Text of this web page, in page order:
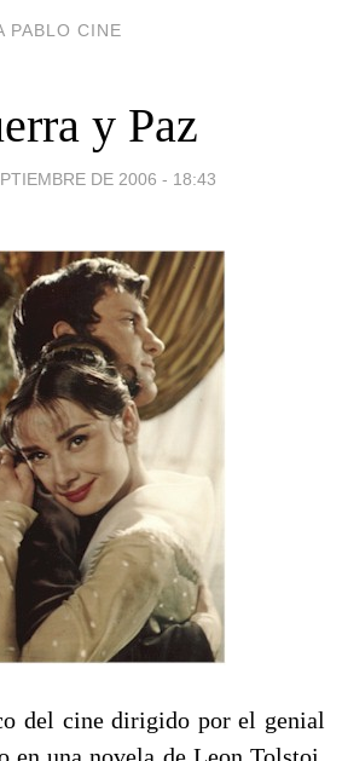
PABLO CINE
y Paz
DE 2006 - 18:43
del cine dirigido por el genial